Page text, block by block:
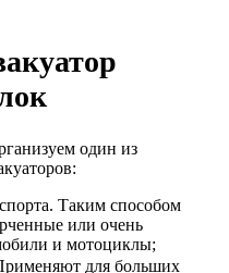
один из
Таким способом
или очень
и мотоциклы;
для больших